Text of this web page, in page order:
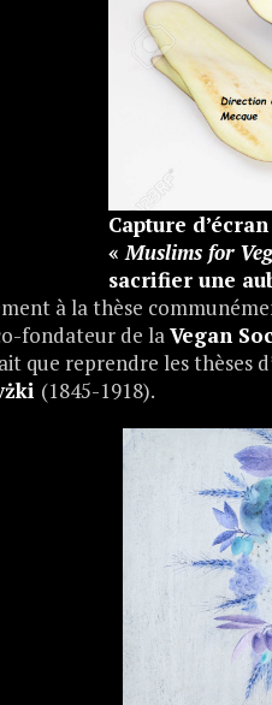
Capture
«Muslims for
à la thèse
fondateur de laVegan
que reprendre les thèses
(1845-1918).